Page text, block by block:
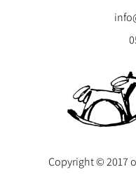
Copyright © 2017